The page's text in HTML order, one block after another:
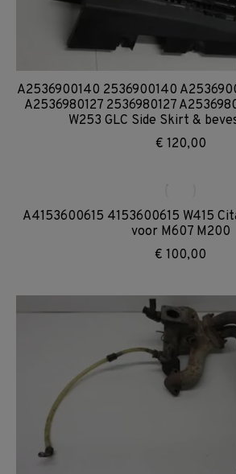
A2536900140 2536900140
A2536980127 2536980127
W253 GLC Side Skirt &
€ 120,00
A4153600615 4153600615 W415
voor M607 M200
€ 100,00